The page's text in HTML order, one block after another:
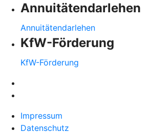
Annuitätendarlehen
Annuitätendarlehen
KfW-Förderung
KfW-Förderung
Impressum
Datenschutz